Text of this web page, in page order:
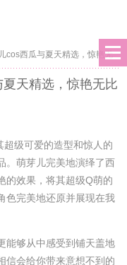
cos西瓜与夏天精选，惊艳无
天精选，惊艳无比
级可爱的造型和惊人的
。萌芽儿完美地演绎了西
的效果，将其超级Q萌的
色完美地还原并展现在我
能够从中感受到铺天盖地
信会给你带来意想不到的